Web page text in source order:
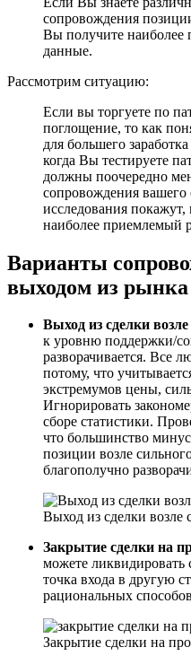
сопровождения
Вы получите наиболее
данные.
Рассмотрим ситуацию:
Если вы торгуете по
поглощение, то как
для большего
когда Вы тестируете
должны поочередно
сопровождения
исследования покажут,
наиболее приемлемый
Варианты
выходом из рынка
Выход из сделки
к уровню поддержки/
разворачивается. Все
потому, что
экстремумов цены,
Игнорировать
сборе статистики.
что большинство
позиции возле
благополучно
Выход из сделки возле
Закрытие сделки на
можете ликвидировать
точка входа в другую
рациональных
Закрытие сделки на